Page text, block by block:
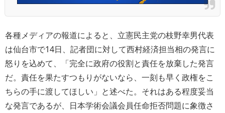
各種メディアの報道によると、立憲民主党の枝野幸男代表
は仙台市で14日、記者団に対して西村経済担当相の発言に
怒りを込めて、「完全に政府の役割と責任を放棄した発言
だ。責任を果たすつもりがないなら、一刻も早く政権をこ
ちらの手に渡してほしい」と述べた。それはある程度妥当
な発言であるが、日本学術会議会員任命拒否問題に象徴さ